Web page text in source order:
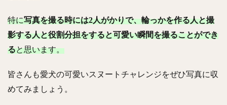
特に写真を撮る時には2人がかりで、輪っかを作る人と撮
影する人と役割分担をすると可愛い瞬間を撮ることができ
ると思います。
皆さんも愛犬の可愛いスヌートチャレンジをぜひ写真に収
めてみましょう。